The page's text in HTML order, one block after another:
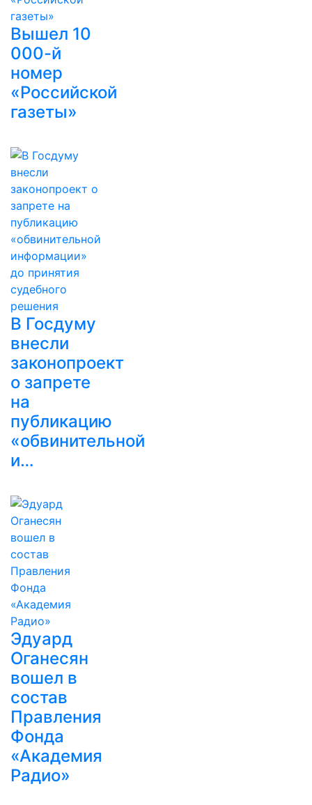
Вышел 10
000-й
номер
«Российской
газеты»
В Госдуму
внесли
законопроект
о запрете
на
публикацию
«обвинительной
и…
Эдуард
Оганесян
вошел в
состав
Правления
Фонда
«Академия
Радио»